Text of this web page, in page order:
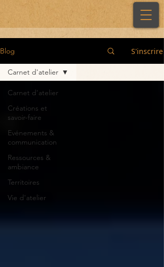
Blog S'inscrire
Carnet d'atelier
Créations et
savoir-faire
Evénements &
communication
Ressources &
ambiance
Territoires
Vie d'atelier
Carnet d'atelier